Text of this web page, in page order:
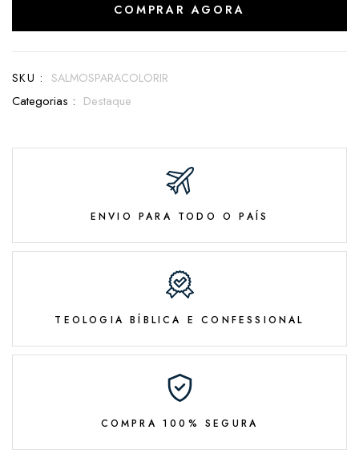
COMPRAR AGORA
SKU : SALMOSPARACOLORIR
Categorias : Destaque
ENVIO PARA TODO O PAÍS
TEOLOGIA BÍBLICA E CONFESSIONAL
COMPRA 100% SEGURA